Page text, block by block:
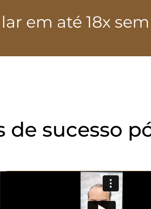
em até 18x
de sucesso